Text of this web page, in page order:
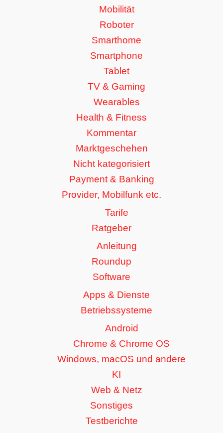
Mobilität
Roboter
Smarthome
Smartphone
Tablet
TV & Gaming
Wearables
Health & Fitness
Kommentar
Marktgeschehen
Nicht kategorisiert
Payment & Banking
Provider, Mobilfunk etc.
Tarife
Ratgeber
Anleitung
Roundup
Software
Apps & Dienste
Betriebssysteme
Android
Chrome & Chrome OS
Windows, macOS und andere
KI
Web & Netz
Sonstiges
Testberichte